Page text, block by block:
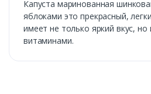
Капуста маринованная
яблоками это прекрасный,
имеет не только яркий вкус,
витаминами.